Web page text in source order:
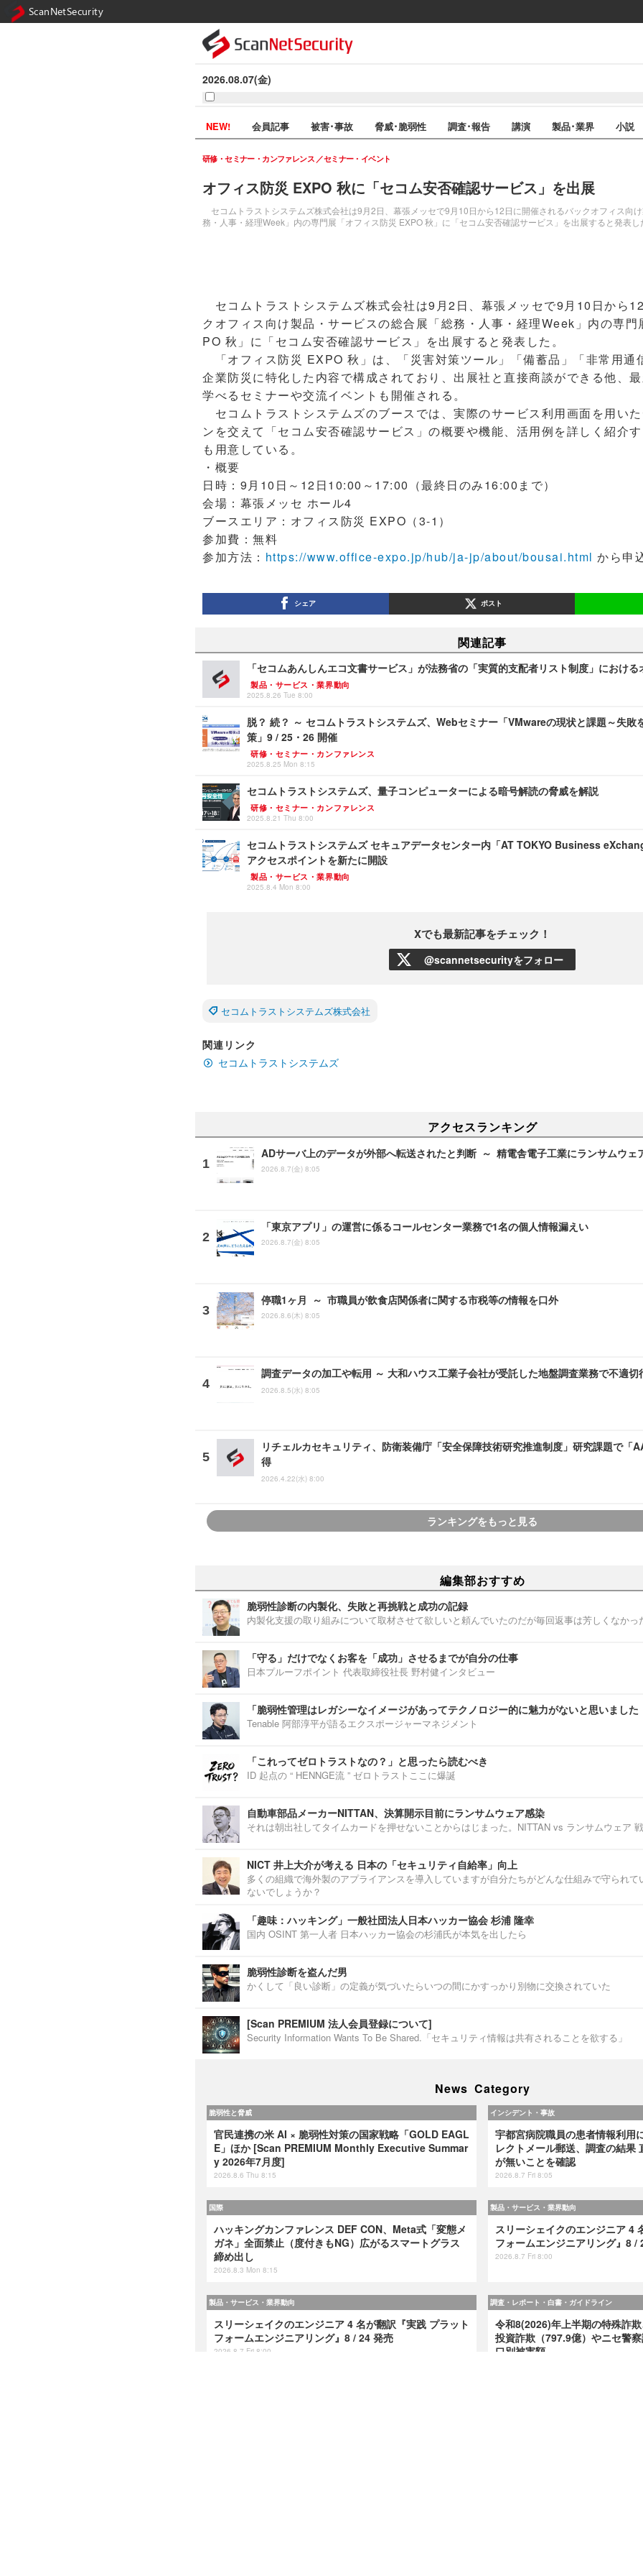
2026.08.07(金)
NEW! 会員記事 被害･事故 脅威･脆弱性 調査･報告 講演 製品･業界 小説
オフィス防災 EXPO 秋に「セコム安否確認サービス」を出展
セコムトラストシステムズ株式会社は9月2日、幕張メッセで9月10日から12日に開催されるバックオフィス向
務・人事・経理Week」内の専門展「オフィス防災 EXPO 秋」に「セコム安否確認サービス」を出展すると発表し
研修・セミナー・カンファレンス セミナー・イベント
セコムトラストシステムズ株式会社は9月2日、幕張メッセで9月10日から
クオフィス向け製品・サービスの総合展「総務・人事・経理Week」内の専
PO 秋」に「セコム安否確認サービス」を出展すると発表した。
「オフィス防災 EXPO 秋」は、「災害対策ツール」「備蓄品」「非常用通
企業防災に特化した内容で構成されており、出展社と直接商談ができる他、
学べるセミナーや交流イベントも開催される。
セコムトラストシステムズのブースでは、実際のサービス利用画面を用い
ンを交えて「セコム安否確認サービス」の概要や機能、活用例を詳しく紹介
も用意している。
・概要
日時：9月10日～12日10:00～17:00（最終日のみ16:00まで）
会場：幕張メッセ ホール4
ブースエリア：オフィス防災 EXPO（3-1）
参加費：無料
参加方法： https://www.office-expo.jp/hub/ja-jp/about/bousai.html から申
シェア ポスト
関連記事
「セコムあんしんエコ文書サービス」が法務省の「実質的支配者リスト制度」におけ
製品・サービス・業界動向
2025.8.26 Tue 8:00
脱？ 続？ ～ セコムトラストシステムズ、Webセミナー「VMwareの現状と課題～失敗
策」9 / 25・26 開催
研修・セミナー・カンファレンス
2025.8.25 Mon 8:15
セコムトラストシステムズ、量子コンピューターによる暗号解読の脅威を解説
研修・セミナー・カンファレンス
2025.8.21 Thu 8:00
セコムトラストシステムズ セキュアデータセンター内「AT TOKYO Business
アクセスポイントを新たに開設
製品・サービス・業界動向
2025.8.4 Mon 8:00
Xでも最新記事をチェック！
@scannetsecurityをフォロー
セコムトラストシステムズ株式会社
関連リンク
セコムトラストシステムズ
アクセスランキング
ADサーバ上のデータが外部へ転送されたと判断 ～ 精電舎電子工業にランサムウェ
2026.8.7(金) 8:05
「東京アプリ」の運営に係るコールセンター業務で1名の個人情報漏えい
2026.8.7(金) 8:05
停職1ヶ月 ～ 市職員が飲食店関係者に関する市税等の情報を口外
2026.8.6(木) 8:05
調査データの加工や転用 ～ 大和ハウス工業子会社が受託した地盤調査業務で不適切
2026.8.5(水) 8:05
リチェルカセキュリティ、防衛装備庁「安全保障技術研究推進制度」研究課題で「
得
2026.4.22(水) 8:00
ランキングをもっと見る
編集部おすすめ
脆弱性診断の内製化、失敗と再挑戦と成功の記録
内製化支援の取り組みについて取材させて欲しいと頼んでいたのだが毎回返事は芳しくなかっ
「守る」だけでなくお客を「成功」させるまでが自分の仕事
日本プルーフポイント 代表取締役社長 野村健インタビュー
「脆弱性管理はレガシーなイメージがあってテクノロジー的に魅力がないと思いました
Tenable 阿部淳平が語るエクスポージャーマネジメント
「これってゼロトラストなの？」と思ったら読むべき
ID 起点の “ HENNGE流 ” ゼロトラストここに爆誕
自動車部品メーカーNITTAN、決算開示目前にランサムウェア感染
それは朝出社してタイムカードを押せないことからはじまった。NITTAN vs ランサムウェア
NICT 井上大介が考える 日本の「セキュリティ自給率」向上
多くの組織で海外製のアプライアンスを導入していますが自分たちがどんな仕組みで守られ
ないでしょうか？
「趣味：ハッキング」一般社団法人日本ハッカー協会 杉浦 隆幸
国内 OSINT 第一人者 日本ハッカー協会の杉浦氏が本気を出したら
脆弱性診断を盗んだ男
かくして「良い診断」の定義が気づいたらいつの間にかすっかり別物に交換されていた
[Scan PREMIUM 法人会員登録について]
Security Information Wants To Be Shared.「セキュリティ情報は共有されることを欲する」
News Category
脆弱性と脅威
官民連携の米 AI × 脆弱性対策の国家戦略「GOLD EAGL
E」ほか [Scan PREMIUM Monthly Executive Summar
y 2026年7月度]
2026.8.6 Thu 8:15
インシデント・事故
宇都宮病院職員の患者情報利用
レクトメール郵送、調査の結果
が無いことを確認
2026.8.7 Fri 8:05
国際
ハッキングカンファレンス DEF CON、Meta式「変態メ
ガネ」全面禁止（度付きもNG）広がるスマートグラス
締め出し
2026.8.3 Mon 8:15
製品・サービス・業界動向
スリーシェイクのエンジニア 4
フォームエンジニアリング』8 /
2026.8.7 Fri 8:00
製品・サービス・業界動向
スリーシェイクのエンジニア 4 名が翻訳『実践 プラット
フォームエンジニアリング』8 / 24 発売
2026.8.7 Fri 8:00
調査・レポート・白書・ガイドライン
令和8(2026)年上半期の特殊詐
投資詐欺（797.9億）やニセ警
口別被害額
ScanNetSecurity